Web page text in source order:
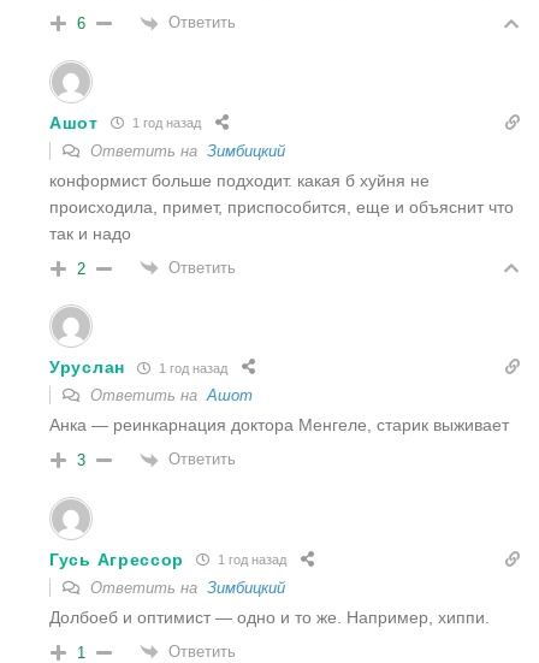
6 Ответить
Ашот 1 год назад
Ответить на Зимбицкий
конформист больше подходит. какая б хуйня не
происходила, примет, приспособится, еще и объяснит что
так и надо
2 Ответить
Уруслан 1 год назад
Ответить наАшот
Анка — реинкарнация доктора Менгеле, старик выживает
3 Ответить
Гусь Агрессор 1 год назад
Ответить на Зимбицкий
Долбоеб и оптимист — одно и то же. Например, хиппи.
1 Ответить